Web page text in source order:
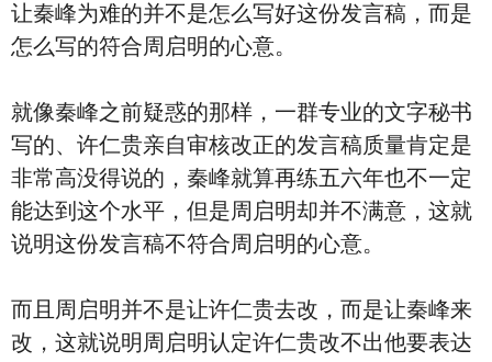
让秦峰为难的并不是怎么写好这份发言稿，而是
怎么写的符合周启明的心意。
就像秦峰之前疑惑的那样，一群专业的文字秘书
写的、许仁贵亲自审核改正的发言稿质量肯定是
非常高没得说的，秦峰就算再练五六年也不一定
能达到这个水平，但是周启明却并不满意，这就
说明这份发言稿不符合周启明的心意。
而且周启明并不是让许仁贵去改，而是让秦峰来
改，这就说明周启明认定许仁贵改不出他要表达